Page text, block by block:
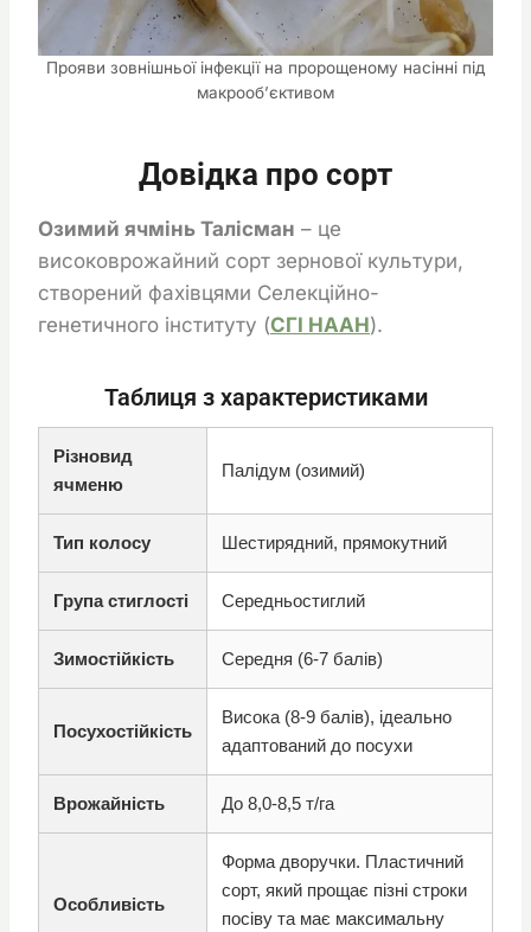
Прояви зовнішньої інфекції на пророщеному насінні під
макрооб’єктивом
Довідка про сорт
Озимий ячмінь Талісман – це
високоврожайний сорт зернової культури,
створений фахівцями Селекційно-
генетичного інституту (СГІ НААН).
Таблиця з характеристиками
Різновид
ячменю
Палідум (озимий)
Тип колосу Шестирядний, прямокутний
Група стиглості Середньостиглий
Зимостійкість Середня (6-7 балів)
Посухостійкість
Висока (8-9 балів), ідеально
адаптований до посухи
Врожайність До 8,0-8,5 т/га
Особливість
Форма дворучки. Пластичний
сорт, який прощає пізні строки
посіву та має максимальну